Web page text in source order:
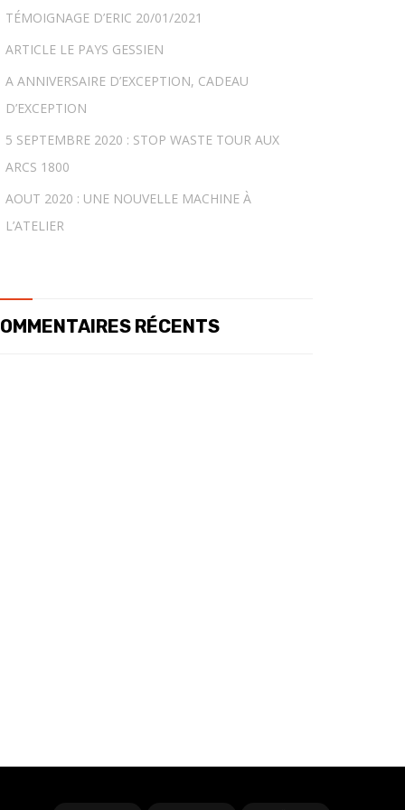
TÉMOIGNAGE D’ERIC 20/01/2021
ARTICLE LE PAYS GESSIEN
A ANNIVERSAIRE D’EXCEPTION, CADEAU
D’EXCEPTION
5 SEPTEMBRE 2020 : STOP WASTE TOUR AUX
ARCS 1800
AOUT 2020 : UNE NOUVELLE MACHINE À
L’ATELIER
RÉCENTS